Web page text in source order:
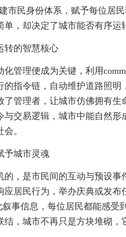
市民身份体系，赋予每位居
，却决定了城市能否有序运
转的智慧核心
管理便成为关键，利用
的指令链，自动维护道路照明
了管理者，让城市仿佛拥有
与交易逻辑，城市中能自然
。
予城市灵魂
，是市民间的互动与预设事
应居民行为，举办庆典或发
事信息，每位居民都能感受
，城市不再只是方块堆砌，